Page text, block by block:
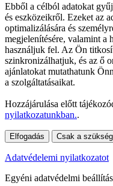
Ebből a célból adatokat
és eszközeikről. Ezeket az
optimalizálására és
megjelenítésére, valamint a
használjuk fel. Az Ön
szinkronizálhatjuk, és az ő
ajánlatokat mutathatunk
a szolgáltatásaikat.
Hozzájárulása előtt
nyilatkozatunkban..
Elfogadás Csak a
Adatvédelemi nyilatkozatot
Egyéni adatvédelmi